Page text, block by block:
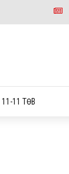
11-11 ТӨВ